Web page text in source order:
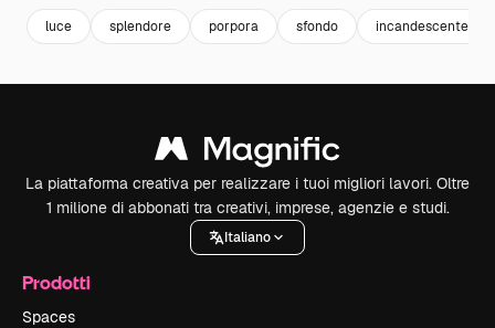
luce splendore porpora sfondo incandescente
La piattaforma creativa per realizzare i tuoi migliori lavori. Oltre
1 milione di abbonati tra creativi, imprese, agenzie e studi.
Italiano
Prodotti
Spaces